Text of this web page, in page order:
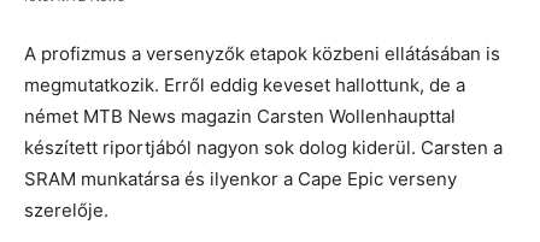
A profizmus a versenyzők etapok közbeni ellátásában is
megmutatkozik. Erről eddig keveset hallottunk, de a
német MTB News magazin Carsten Wollenhaupttal
készített riportjából nagyon sok dolog kiderül. Carsten a
SRAM munkatársa és ilyenkor a Cape Epic verseny
szerelője.